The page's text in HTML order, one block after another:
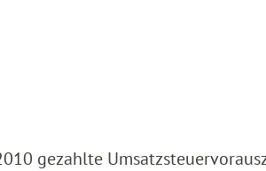
gezahlte